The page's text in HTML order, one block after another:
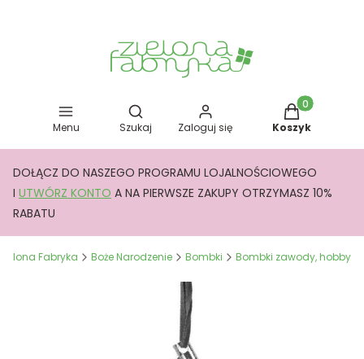
Menu
Otwórz wyszukiwarkę
Szukaj Zaloguj się
Produkty w
Koszyk
DOŁĄCZ DO NASZEGO PROGRAMU LOJALNOŚCIOWEGO
I UTWÓRZ KONTO A NA PIERWSZE ZAKUPY OTRZYMASZ 10%
RABATU
Zielona Fabryka Boże Narodzenie Bombki Bombki zawody, hobby